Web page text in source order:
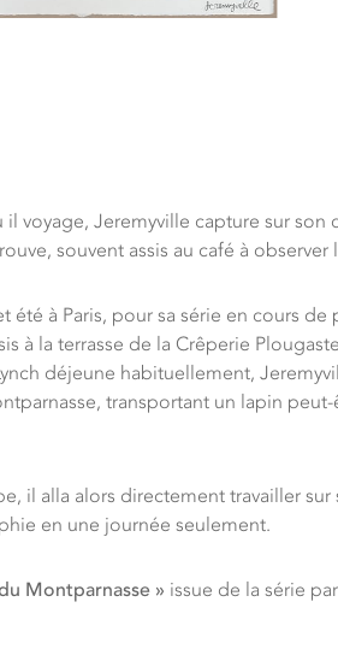
voyage, Jeremyville capture sur son
souvent assis au café à observer
été à Paris, pour sa série en cours
à la terrasse de la Crêperie
déjeune habituellement,
transportant un lapin
il alla alors directement travailler sur
en une journée seulement.
Montparnasse » issue de la série